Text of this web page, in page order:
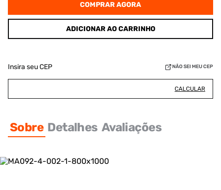
COMPRAR AGORA
ADICIONAR AO CARRINHO
Insira seu CEP NÃO SEI MEU CEP
CALCULAR
Sobre Detalhes Avaliações